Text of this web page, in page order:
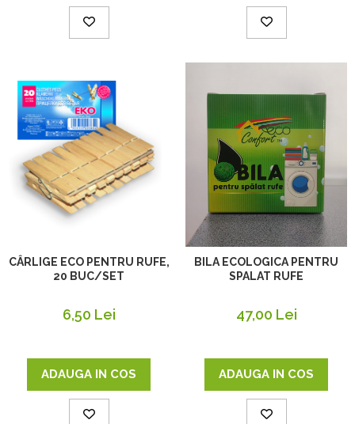
CÂRLIGE ECO PENTRU RUFE,
20 BUC/SET
6,50 Lei
ADAUGA IN COS
BILA ECOLOGICA PENTRU
SPALAT RUFE
47,00 Lei
ADAUGA IN COS